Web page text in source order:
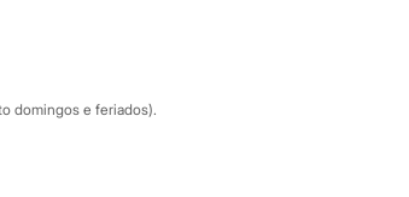
domingos e feriados).